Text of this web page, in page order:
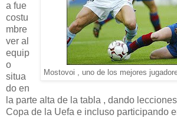
Mostovoi , uno de los mejores
a fue
costu
mbre
ver al
equip
o
situa
do en
la parte alta de la tabla , dando
Copa de la Uefa e incluso participando